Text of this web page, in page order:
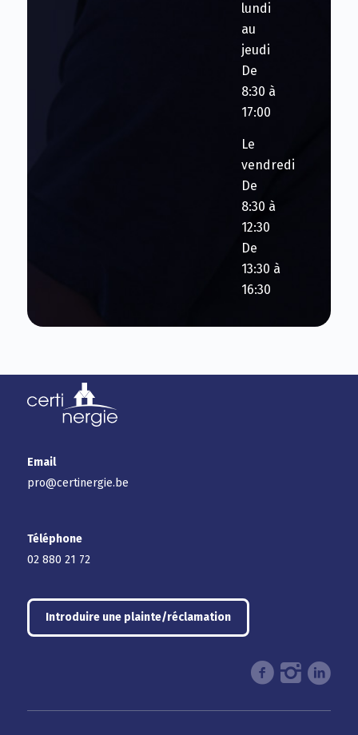
lundi
au
jeudi
De
8:30 à
17:00
Le
vendredi
De
8:30 à
12:30
De
13:30 à
16:30
Email
pro@certinergie.be
Téléphone
02 880 21 72
Introduire une plainte/réclamation